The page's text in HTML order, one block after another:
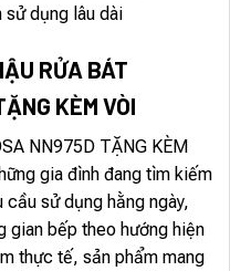
sử dụng lâu dài
RỬA BÁT
KÈM VÒI
NN975D TẶNG KÈM
gia đình đang tìm kiếm
sử dụng hằng ngày,
gian bếp theo hướng hiện
thực tế, sản phẩm mang